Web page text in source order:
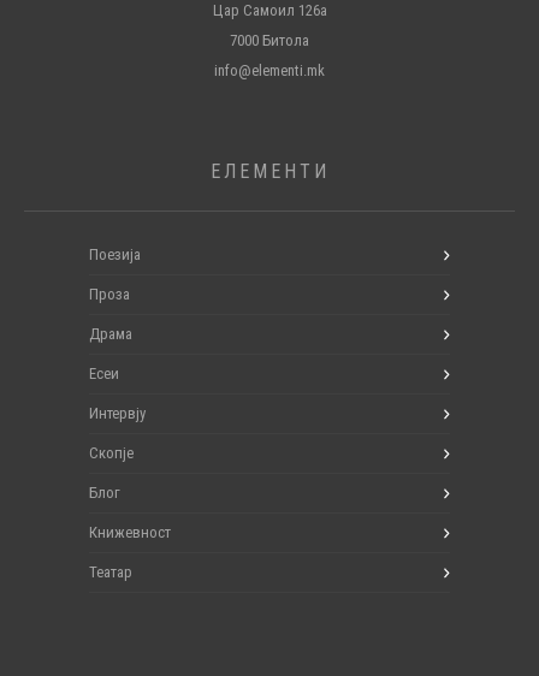
Цар Самоил 126а
7000 Битола
info@elementi.mk
ЕЛЕМЕНТИ
Поезија
Проза
Драма
Есеи
Интервју
Скопје
Блог
Книжевност
Театар